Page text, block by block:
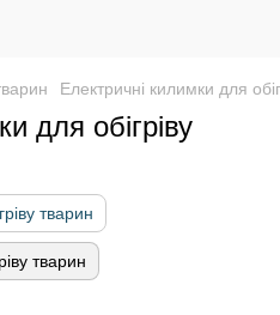
Електричні килимки для
для обігріву
тварин
тварин